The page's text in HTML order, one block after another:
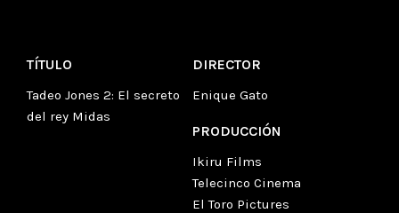
TÍTULO
Tadeo Jones 2: El secreto
del rey Midas
DIRECTOR
Enique Gato
PRODUCCIÓN
Ikiru Films
Telecinco Cinema
El Toro Pictures